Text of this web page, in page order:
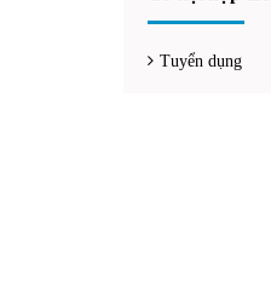
Tuyển dụng